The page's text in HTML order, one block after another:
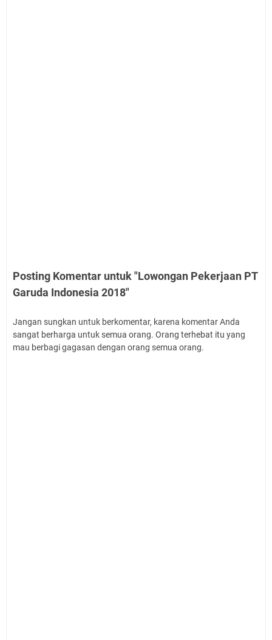
Posting Komentar untuk "Lowongan Pekerjaan PT
Garuda Indonesia 2018"
Jangan sungkan untuk berkomentar, karena komentar Anda
sangat berharga untuk semua orang. Orang terhebat itu yang
mau berbagi gagasan dengan orang semua orang.